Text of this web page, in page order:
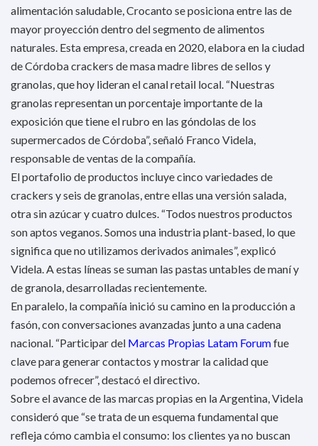
alimentación saludable, Crocanto se posiciona entre las de
mayor proyección dentro del segmento de alimentos
naturales. Esta empresa, creada en 2020, elabora en la ciudad
de Córdoba crackers de masa madre libres de sellos y
granolas, que hoy lideran el canal retail local. “Nuestras
granolas representan un porcentaje importante de la
exposición que tiene el rubro en las góndolas de los
supermercados de Córdoba”, señaló Franco Videla,
responsable de ventas de la compañía.
El portafolio de productos incluye cinco variedades de
crackers y seis de granolas, entre ellas una versión salada,
otra sin azúcar y cuatro dulces. “Todos nuestros productos
son aptos veganos. Somos una industria plant-based, lo que
significa que no utilizamos derivados animales”, explicó
Videla. A estas líneas se suman las pastas untables de maní y
de granola, desarrolladas recientemente.
En paralelo, la compañía inició su camino en la producción a
fasón, con conversaciones avanzadas junto a una cadena
nacional. “Participar del Marcas Propias Latam Forumfue
clave para generar contactos y mostrar la calidad que
podemos ofrecer”, destacó el directivo.
Sobre el avance de las marcas propias en la Argentina, Videla
consideró que “se trata de un esquema fundamental que
refleja cómo cambia el consumo: los clientes ya no buscan